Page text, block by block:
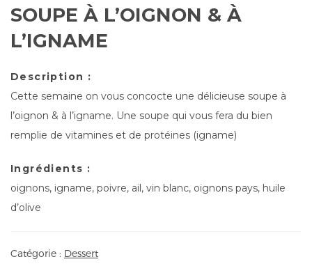
SOUPE À L’OIGNON & À
L’IGNAME
Description :
Cette semaine on vous concocte une délicieuse soupe à
l’oignon & à l’igname. Une soupe qui vous fera du bien
remplie de vitamines et de protéines (igname)
Ingrédients :
oignons, igname, poivre, ail, vin blanc, oignons pays, huile
d’olive
Catégorie : Dessert